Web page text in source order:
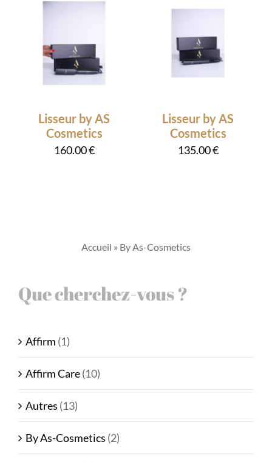
Lisseur by AS
Cosmetics
160.00€
Lisseur by AS
Cosmetics
135.00€
Accueil » By As-Cosmetics
Que cherchez-vous ?
Affirm (1)
Affirm Care(10)
Autres (13)
By As-Cosmetics (2)